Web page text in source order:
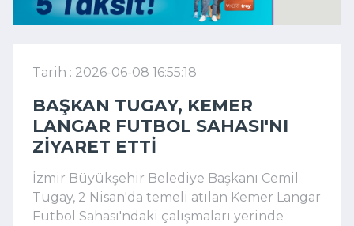
Tarih : 2026-06-08 16:55:18
BAŞKAN TUGAY, KEMER
LANGAR FUTBOL SAHASI'NI
ZIYARET ETTI
İzmir Büyükşehir Belediye Başkanı Cemil
Tugay, 2 Nisan'da temeli atılan Kemer Langar
Futbol Sahası'ndaki çalışmaları yerinde